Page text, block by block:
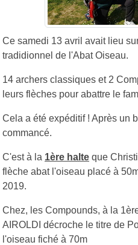
Ce samedi 13 avril avait lieu
tradidionnel de l'Abat Oiseau.
14 archers classiques et 2
leurs flèches pour abattre le
Cela a été expéditif ! Après un
commancé.
C'est à la 1ère halte que
flèche abat l'oiseau placé à
2019.
Chez, les Compounds, à la
AIROLDI décroche le titre de
l'oiseau fiché à 70m